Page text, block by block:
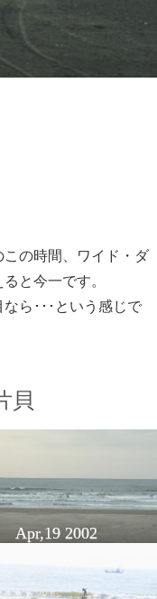
の時間、ワイド・ダ
と今一です。
ら･･･という感じで
貝
Apr,19 2002